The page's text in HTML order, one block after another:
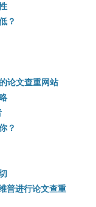
？
论文查重网站
？
普进行论文查重